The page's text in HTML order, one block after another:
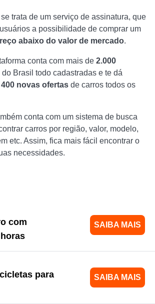
se trata de um serviço de assinatura, que
a possibilidade de comprar um
abaixo do valor de mercado.
conta com mais de 2.000
do Brasil todo cadastradas e te dá
400 novas ofertas de carros todos os
conta com um sistema de busca
carros por região, valor, modelo,
etc. Assim, fica mais fácil encontrar o
necessidades.
com
SAIBA MAIS
para
SAIBA MAIS